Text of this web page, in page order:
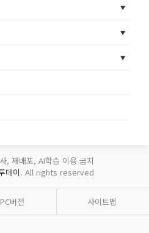
, 재배포, AI학습 이용 금지
데이. All rights reserved
PC버전 사이트맵